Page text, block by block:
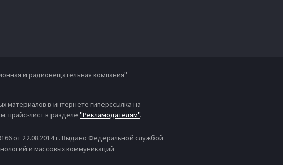
и радиовещательная компания"
материалов в интернете гиперссылка на
прайс-лист в разделе "Рекламодателям".
от 22.08.2014 г. Выдано Федеральной службой
и массовых коммуникаций